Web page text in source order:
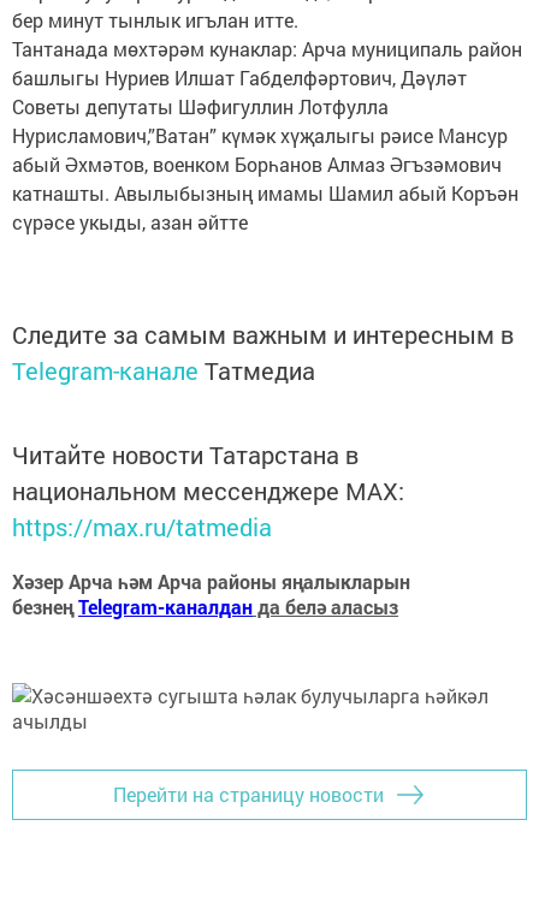
бер минут тынлык игълан итте.
Тантанада мөхтәрәм кунаклар: Арча муниципаль район
башлыгы Нуриев Илшат Габделфәртович, Дәүләт
Советы депутаты Шәфигуллин Лотфулла
Нурисламович,”Ватан” күмәк хүҗалыгы рәисе Мансур
абый Әхмәтов, военком Борһанов Алмаз Әгъзәмович
катнашты. Авылыбызның имамы Шамил абый Коръән
сүрәсе укыды, азан әйтте
Следите за самым важным и интересным в
Telegram-канале Татмедиа
Читайте новости Татарстана в
национальном мессенджере MАХ:
https://max.ru/tatmedia
Хәзер Арча һәм Арча районы яңалыкларын
безнеңTelegram-каналданда белә аласыз
Перейти на страницу новости